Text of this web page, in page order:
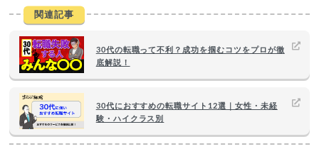
関連記事
30代の転職って不利？成功を掴むコツをプロが徹
底解説！
30代におすすめの転職サイト12選｜女性・未経
験・ハイクラス別